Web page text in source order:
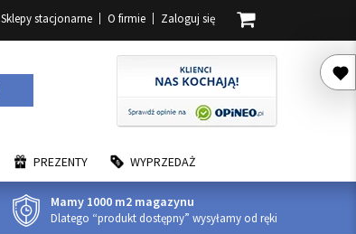
Sklepy stacjonarne O firmie Zaloguj się
PREZENTY WYPRZEDAŻ
Mamy 1000 m2 magazynu
Dlatego “produkt dostępny” wysyłamy od ręki